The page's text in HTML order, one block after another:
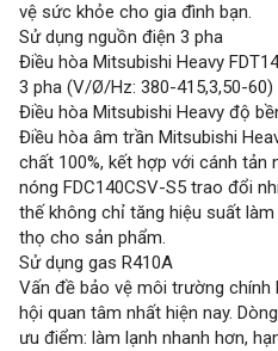
vệ sức khỏe cho gia đình bạn.
Sử dụng nguồn điện 3 pha
Điều hòa Mitsubishi Heavy
3 pha (V/Ø/Hz: 380-415,3,50-60)
Điều hòa Mitsubishi Heavy độ
Điều hòa âm trần Mitsubishi
chất 100%, kết hợp với cánh tản
nóng FDC140CSV-S5 trao đổi
thế không chỉ tăng hiệu suất
thọ cho sản phẩm.
Sử dụng gas R410A
Vấn đề bảo vệ môi trường
hội quan tâm nhất hiện nay.
ưu điểm: làm lạnh nhanh hơn,